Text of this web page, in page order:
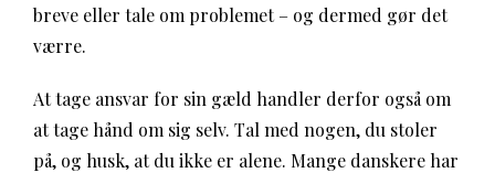
breve eller tale om problemet – og dermed gør det
værre.
At tage ansvar for sin gæld handler derfor også om
at tage hånd om sig selv. Tal med nogen, du stoler
på, og husk, at du ikke er alene. Mange danskere har